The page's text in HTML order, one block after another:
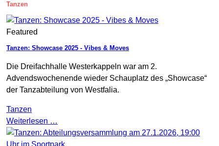
Tanzen
Featured
Tanzen: Showcase 2025 - Vibes & Moves
Die Dreifachhalle Westerkappeln war am 2.
Advendswochenende wieder Schauplatz des „Showcase“
der Tanzabteilung von Westfalia.
Tanzen
Weiterlesen …